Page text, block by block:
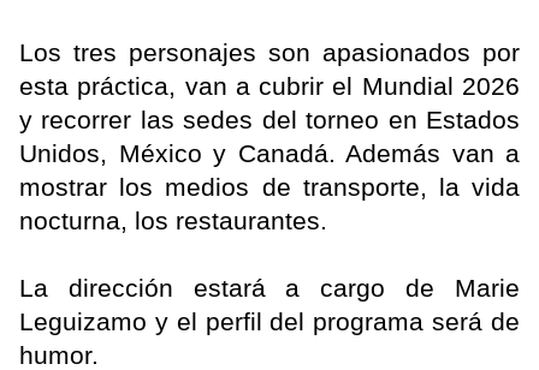
Los tres personajes son apasionados por
esta práctica, van a cubrir el Mundial 2026
y recorrer las sedes del torneo en Estados
Unidos, México y Canadá. Además van a
mostrar los medios de transporte, la vida
nocturna, los restaurantes.
La dirección estará a cargo de Marie
Leguizamo y el perfil del programa será de
humor.